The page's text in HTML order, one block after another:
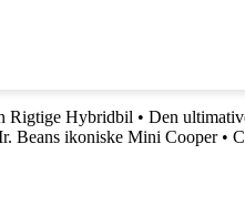
Rigtige Hybridbil • Den
Beans ikoniske Mini Cooper•